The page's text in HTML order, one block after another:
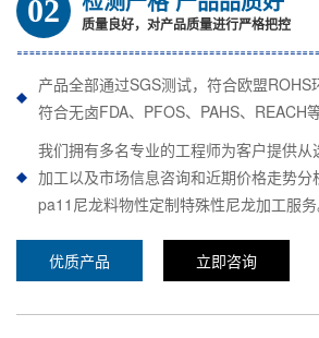
02 质量良好，对产品质量进行严格把控
产品全部通过SGS测试，符合欧盟ROHS
符合无卤FDA、PFOS、PAHS、REACH
我们拥有多名专业的工程师为客户提供从
加工以及市场信息咨询和近期价格走势
pa11尼龙料物性定制特殊性尼龙加工服务
优质产品 立即咨询